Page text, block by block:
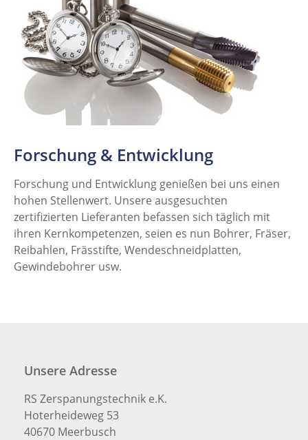
Forschung & Entwicklung
Forschung und Entwicklung genießen bei uns einen
hohen Stellenwert. Unsere ausgesuchten
zertifizierten Lieferanten befassen sich täglich mit
ihren Kernkompetenzen, seien es nun Bohrer, Fräser,
Reibahlen, Frässtifte, Wendeschneidplatten,
Gewindebohrer usw.
Unsere Adresse
RS Zerspanungstechnik e.K.
Hoterheideweg 53
40670 Meerbusch